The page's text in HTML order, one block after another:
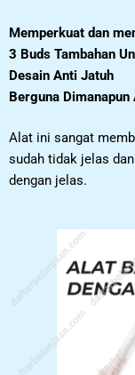
Memperkuat dan
3 Buds Tambahan
Desain Anti Jatuh
Berguna Dimanapun
Alat ini sangat
sudah tidak jelas
dengan jelas.